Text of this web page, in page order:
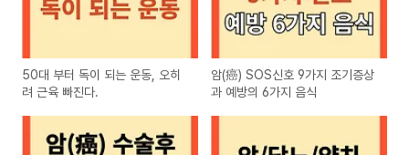
50대 부터 독이 되는 운동, 오히
려 근육 빠진다.
암(癌) SOS신호 9가지 조기증상
과 예방의 6가지 음식